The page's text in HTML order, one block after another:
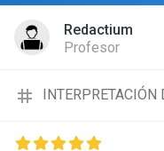
Redactium
Profesor
tag